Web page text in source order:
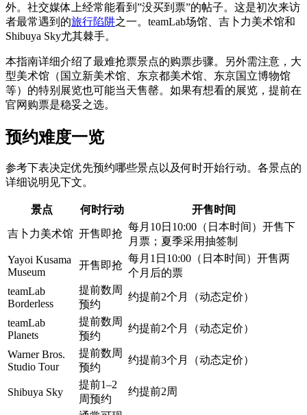
外。社交媒体上经常能看到”没买到票”的帖子。这是初次来访
者最常遇到的旅行陷阱之一。teamLab场馆、吉卜力美术馆和
Shibuya Sky尤其棘手。
本指南详细介绍了最难抢票景点的购票步骤。另外需注意，大
型美术馆（国立新美术馆、东京都美术馆、东京国立博物馆
等）的特别展览也可能当天售罄。如果有想看的展览，提前在
官网购票是稳妥之选。
预约难度一览
参考下表决定优先预约哪些景点以及何时开始行动。各景点的
详细说明见下文。
景点 何时行动 开售时间
吉卜力美术馆 开售即抢
每月10日10:00（日本时间）开售下
月票；夏季采用抽签制
Yayoi Kusama
Museum
开售即抢
每月1日10:00（日本时间）开售两
个月后的票
teamLab
Borderless
提前数周
预约
约提前2个月（动态定价）
teamLab
Planets
提前数周
预约
约提前2个月（动态定价）
Warner Bros.
Studio Tour
提前数周
预约
约提前3个月（动态定价）
Shibuya Sky
提前1–2
周预约
约提前2周